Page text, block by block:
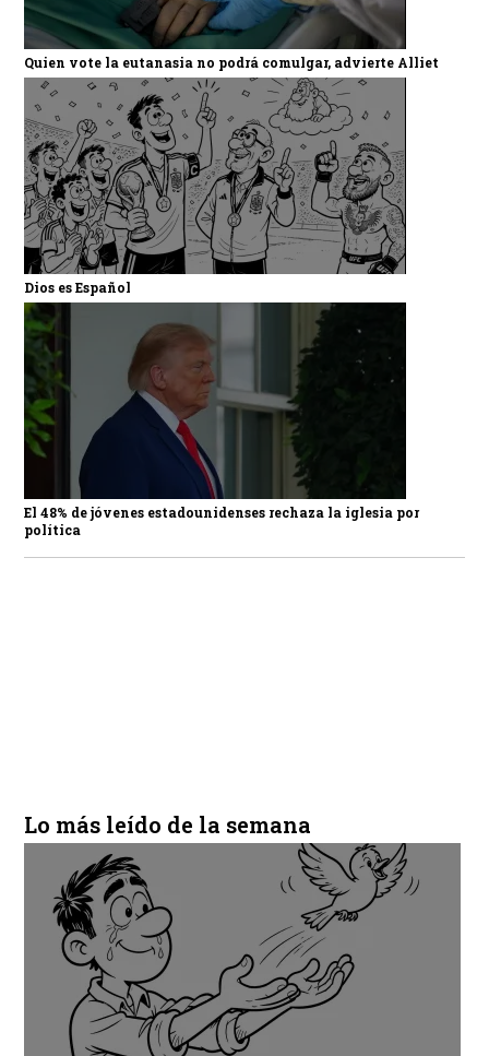
Quien vote la eutanasia no podrá comulgar, advierte Alliet
Dios es Español
El 48% de jóvenes estadounidenses rechaza la iglesia por
política
Lo más leído de la semana